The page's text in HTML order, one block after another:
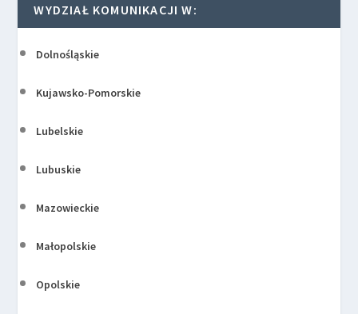
WYDZIAŁ KOMUNIKACJI W:
Dolnośląskie
Kujawsko-Pomorskie
Lubelskie
Lubuskie
Mazowieckie
Małopolskie
Opolskie